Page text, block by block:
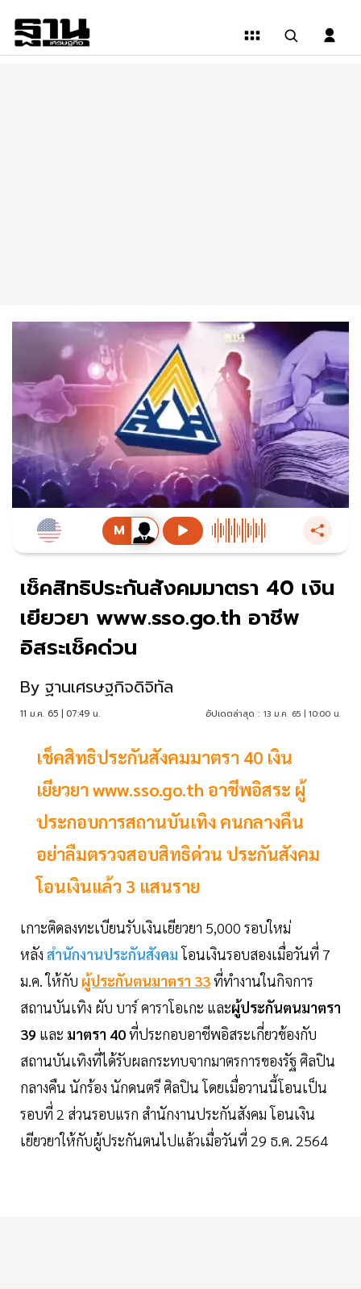
เช็คสิทธิประกันสังคมมาตรา 40 เงิน
เยียวยา www.sso.go.th อาชีพ
อิสระเช็คด่วน
By ฐานเศรษฐกิจดิจิทัล
11 ม.ค. 65 | 07:49 น. อัปเดตล่าสุด : 13 ม.ค. 65 | 10:00 น.
เช็คสิทธิประกันสังคมมาตรา 40 เงิน
เยียวยา www.sso.go.th อาชีพอิสระ ผู้
ประกอบการสถานบันเทิง คนกลางคืน
อย่าลืมตรวจสอบสิทธิด่วน ประกันสังคม
โอนเงินแล้ว 3 แสนราย
เกาะติดลงทะเบียนรับเงินเยียวยา 5,000 รอบใหม่
หลัง สำนักงานประกันสังคมโอนเงินรอบสองเมื่อวันที่ 7
ม.ค. ให้กับ ผู้ประกันตนมาตรา 33ที่ทำงานในกิจการ
สถานบันเทิง ผับ บาร์ คาราโอเกะ และผู้ประกันตนมาตรา
39 และ มาตรา 40ที่ประกอบอาชีพอิสระเกี่ยวข้องกับ
สถานบันเทิงที่ได้รับผลกระทบจากมาตรการของรัฐ ศิลปิน
กลางคืน นักร้อง นักดนตรี ศิลปิน โดยเมื่อวานนี้โอนเป็น
รอบที่ 2 ส่วนรอบแรก สำนักงานประกันสังคม โอนเงิน
เยียวยาให้กับผู้ประกันตนไปแล้วเมื่อวันที่ 29 ธ.ค. 2564